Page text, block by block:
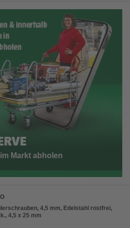
Markt abholen
4,5 mm, Edelstahl rostfrei,
4,5 x 25 mm